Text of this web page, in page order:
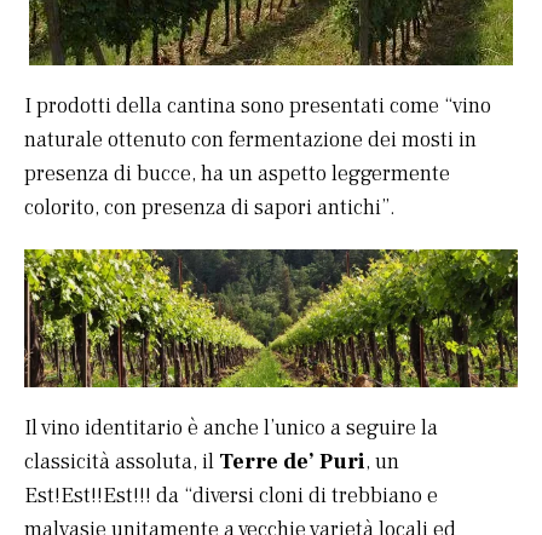
I prodotti della cantina sono presentati come “vino
naturale ottenuto con fermentazione dei mosti in
presenza di bucce, ha un aspetto leggermente
colorito, con presenza di sapori antichi”.
Il vino identitario è anche l’unico a seguire la
classicità assoluta, il Terre de’ Puri, un
Est!Est!!Est!!! da “diversi cloni di trebbiano e